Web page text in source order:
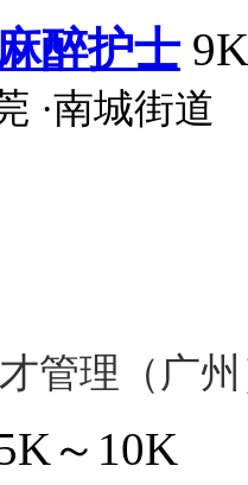
醉护士
·南城街道
管理（广
～10K